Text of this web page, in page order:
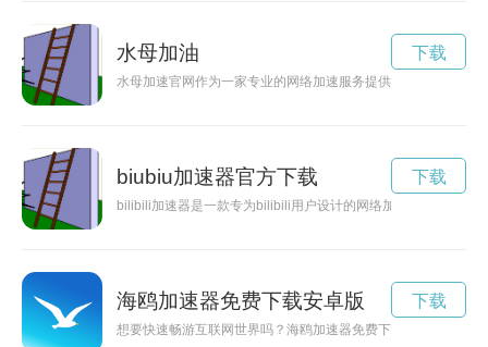
水母加油
水母加速官网作为一家专业的网络加速服务提供商，致力于为
下载
biubiu加速器官方下载
bilibili加速器是一款专为bilibili用户设计的网络加速工具，能够
下载
海鸥加速器免费下载安卓版
想要快速畅游互联网世界吗？海鸥加速器免费下载让您尽情享受
下载